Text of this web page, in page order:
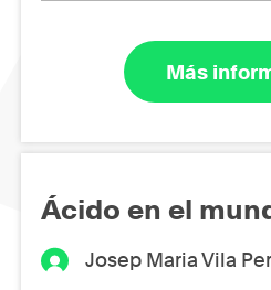
Más
Ácido en el
Josep Maria Vila